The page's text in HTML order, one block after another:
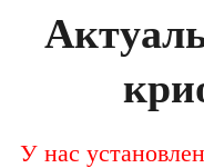
У нас